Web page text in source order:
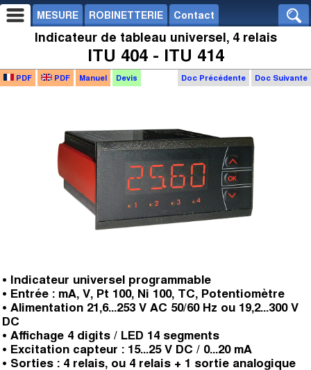
MESURE ROBINETTERIE Contact
Indicateur de tableau universel, 4 relais
ITU 404 - ITU 414
Doc Précédente Doc Suivante
PDF PDF Manuel Devis
• Indicateur universel programmable
• Entrée : mA, V, Pt 100, Ni 100, TC, Potentiomètre
• Alimentation 21,6...253 V AC 50/60 Hz ou 19,2...300 V
DC
• Affichage 4 digits / LED 14 segments
• Excitation capteur : 15...25 V DC / 0...20 mA
• Sorties : 4 relais, ou 4 relais + 1 sortie analogique